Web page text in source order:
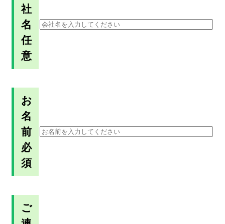
社
名
任
意
お
名
前
必
須
ご